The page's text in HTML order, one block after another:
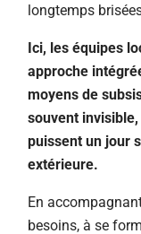
longtemps
Ici, les équipes
approche
moyens de
souvent
puissent un jour
extérieure.
En
besoins, à se